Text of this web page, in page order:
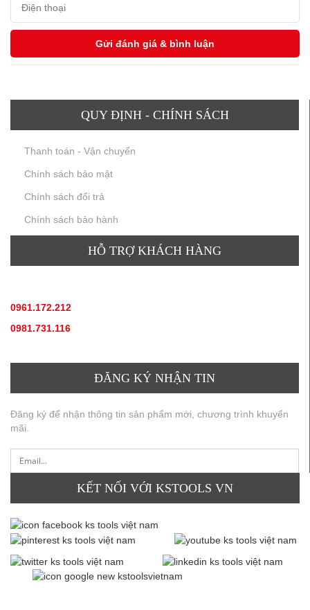
QUY ĐỊNH - CHÍNH SÁCH
Thanh toán - Vận chuyển
Chính sách bảo mật
Chính sách đổi trả
Chính sách bảo hành
HỖ TRỢ KHÁCH HÀNG
0961.172.212
0981.731.116
ĐĂNG KÝ NHẬN TIN
Đăng ký để nhận thông tin sản phẩm mới, chương trình khuyến
mãi.
KẾT NỐI VỚI KSTOOLS VN